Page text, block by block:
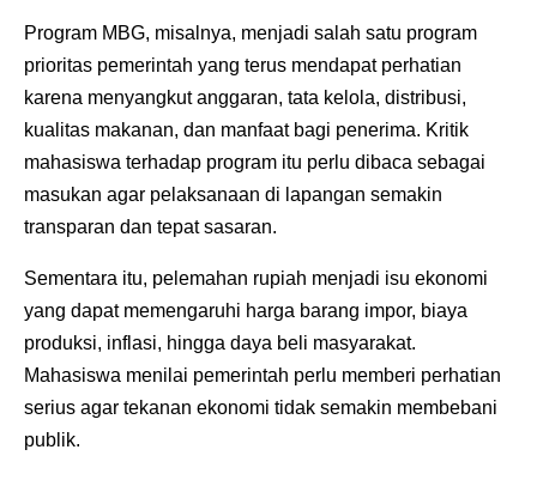
Program MBG, misalnya, menjadi salah satu program
prioritas pemerintah yang terus mendapat perhatian
karena menyangkut anggaran, tata kelola, distribusi,
kualitas makanan, dan manfaat bagi penerima. Kritik
mahasiswa terhadap program itu perlu dibaca sebagai
masukan agar pelaksanaan di lapangan semakin
transparan dan tepat sasaran.
Sementara itu, pelemahan rupiah menjadi isu ekonomi
yang dapat memengaruhi harga barang impor, biaya
produksi, inflasi, hingga daya beli masyarakat.
Mahasiswa menilai pemerintah perlu memberi perhatian
serius agar tekanan ekonomi tidak semakin membebani
publik.